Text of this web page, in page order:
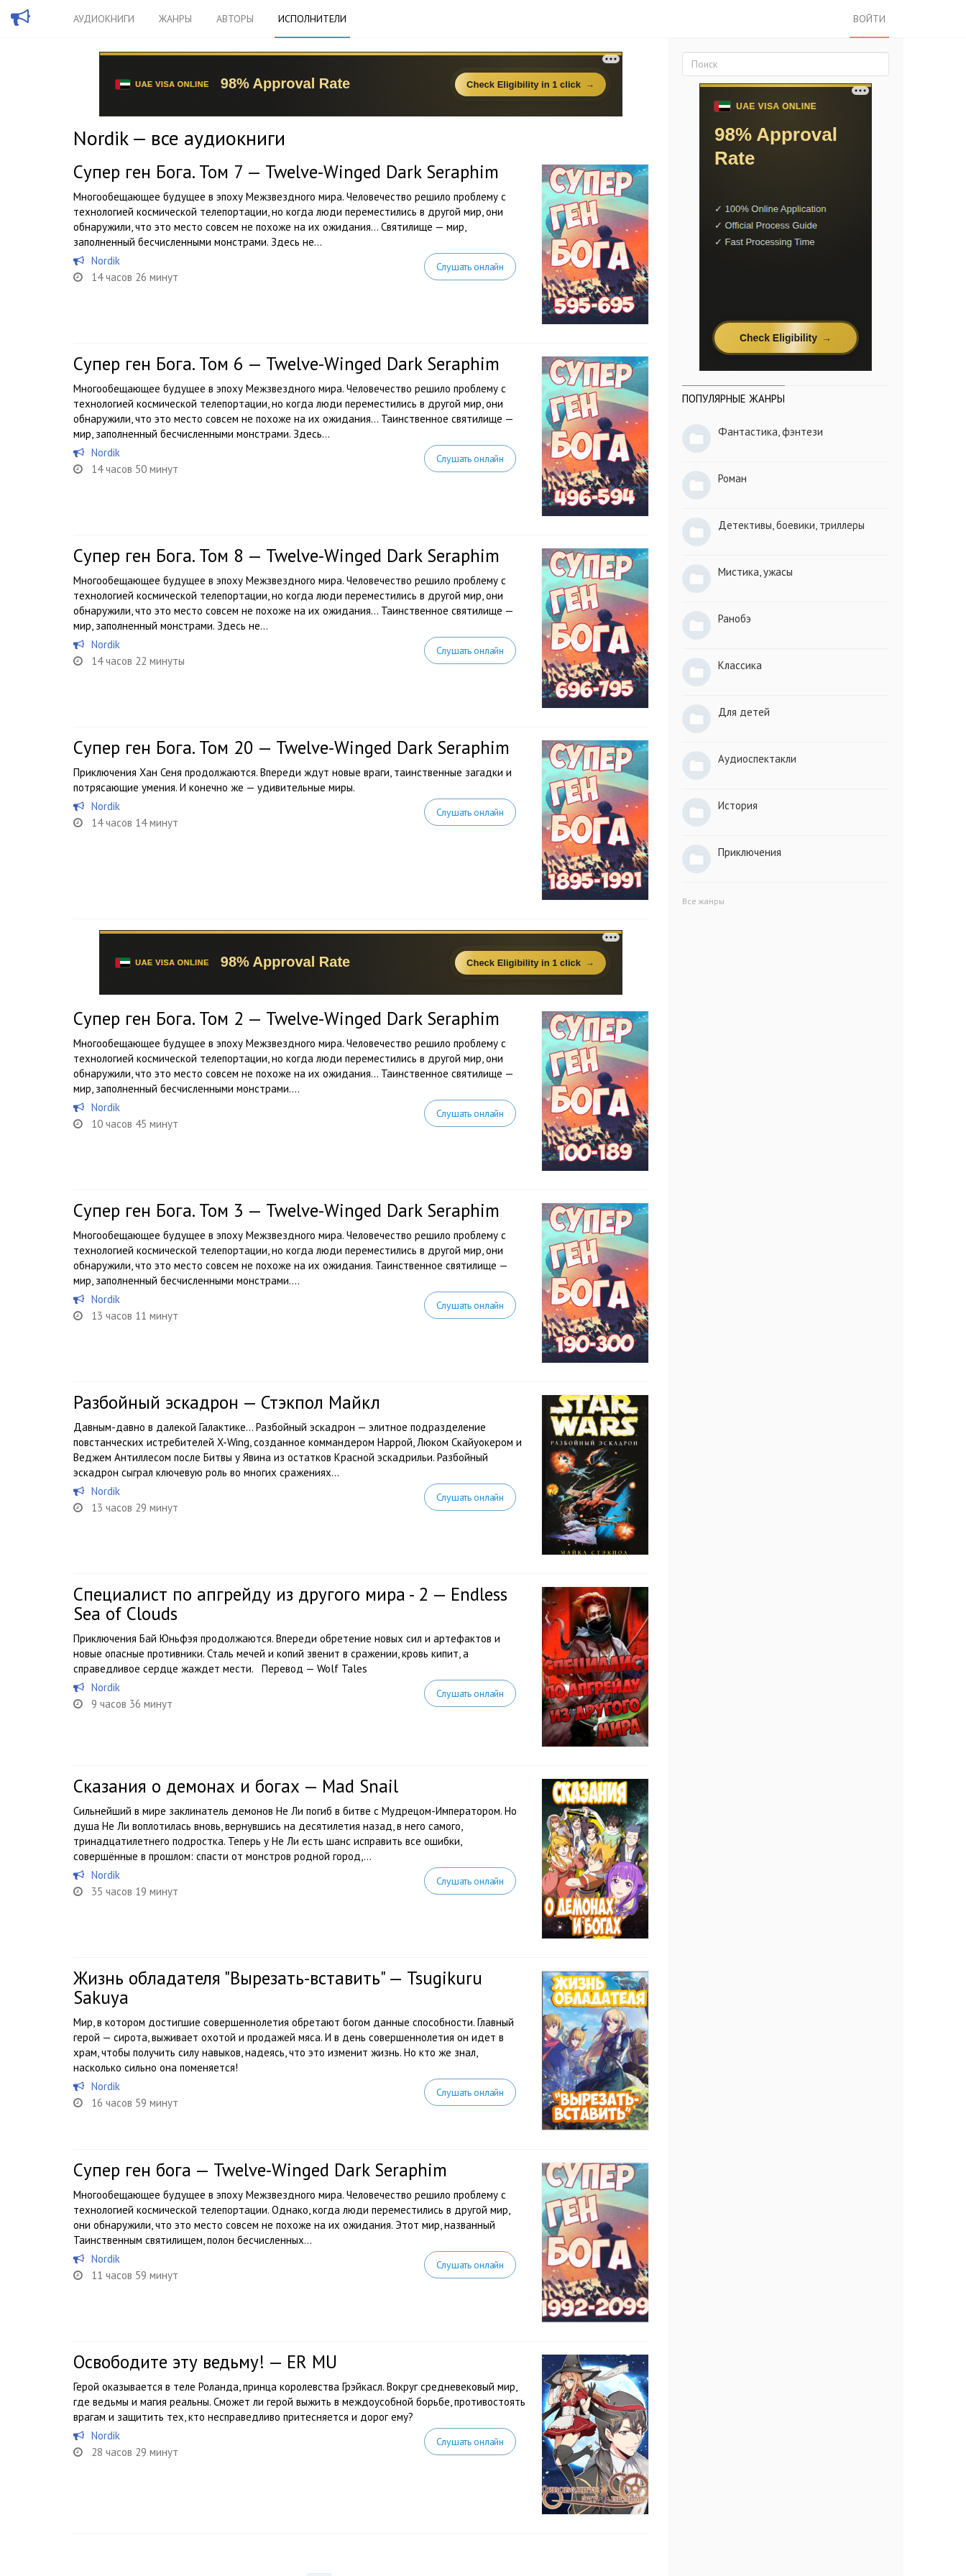
АУДИОКНИГИ ЖАНРЫ АВТОРЫ ИСПОЛНИТЕЛИ ВОЙТИ
Nordik — все аудиокниги
Супер ген Бога. Том 7 — Twelve-Winged Dark Seraphim
Многообещающее будущее в эпоху Межзвездного мира. Человечество решило проблему с
технологией космической телепортации, но когда люди переместились в другой мир, они
обнаружили, что это место совсем не похоже на их ожидания… Cвятилище — мир,
заполненный бесчисленными монстрами. Здесь не...
Nordik
14 часов 26 минут
Слушать онлайн
Супер ген Бога. Том 6 — Twelve-Winged Dark Seraphim
Многообещающее будущее в эпоху Межзвездного мира. Человечество решило проблему с
технологией космической телепортации, но когда люди переместились в другой мир, они
обнаружили, что это место совсем не похоже на их ожидания… Таинственное святилище —
мир, заполненный бесчисленными монстрами. Здесь...
Nordik
14 часов 50 минут
Слушать онлайн
Супер ген Бога. Том 8 — Twelve-Winged Dark Seraphim
Многообещающее будущее в эпоху Межзвездного мира. Человечество решило проблему с
технологией космической телепортации, но когда люди переместились в другой мир, они
обнаружили, что это место совсем не похоже на их ожидания… Таинственное святилище —
мир, заполненный монстрами. Здесь не...
Nordik
14 часов 22 минуты
Слушать онлайн
Супер ген Бога. Том 20 — Twelve-Winged Dark Seraphim
Приключения Хан Сеня продолжаются. Впереди ждут новые враги, таинственные загадки и
потрясающие умения. И конечно же — удивительные миры.
Nordik
14 часов 14 минут
Слушать онлайн
Супер ген Бога. Том 2 — Twelve-Winged Dark Seraphim
Многообещающее будущее в эпоху Межзвездного мира. Человечество решило проблему с
технологией космической телепортации, но когда люди переместились в другой мир, они
обнаружили, что это место совсем не похоже на их ожидания… Таинственное святилище —
мир, заполненный бесчисленными монстрами....
Nordik
10 часов 45 минут
Слушать онлайн
Супер ген Бога. Том 3 — Twelve-Winged Dark Seraphim
Многообещающее будущее в эпоху Межзвездного мира. Человечество решило проблему с
технологией космической телепортации, но когда люди переместились в другой мир, они
обнаружили, что это место совсем не похоже на их ожидания. Таинственное святилище —
мир, заполненный бесчисленными монстрами....
Nordik
13 часов 11 минут
Слушать онлайн
Разбойный эскадрон — Стэкпол Майкл
Давным-давно в далекой Галактике… Разбойный эскадрон — элитное подразделение
повстанческих истребителей X-Wing, созданное коммандером Наррой, Люком Скайуокером и
Веджем Антиллесом после Битвы у Явина из остатков Красной эскадрильи. Разбойный
эскадрон сыграл ключевую роль во многих сражениях...
Nordik
13 часов 29 минут
Слушать онлайн
Специалист по апгрейду из другого мира - 2 — Endless
Sea of Clouds
Приключения Бай Юньфэя продолжаются. Впереди обретение новых сил и артефактов и
новые опасные противники. Сталь мечей и копий звенит в сражении, кровь кипит, а
справедливое сердце жаждет мести. Перевод — Wolf Tales
Nordik
9 часов 36 минут
Слушать онлайн
Сказания о демонах и богах — Mad Snail
Сильнейший в мире заклинатель демонов Не Ли погиб в битве с Мудрецом-Императором. Но
душа Не Ли воплотилась вновь, вернувшись на десятилетия назад, в него самого,
тринадцатилетнего подростка. Теперь у Не Ли есть шанс исправить все ошибки,
совершённые в прошлом: спасти от монстров родной город,...
Nordik
35 часов 19 минут
Слушать онлайн
Жизнь обладателя "Вырезать-вставить" — Tsugikuru
Sakuya
Мир, в котором достигшие совершеннолетия обретают богом данные способности. Главный
герой — сирота, выживает охотой и продажей мяса. И в день совершеннолетия он идет в
храм, чтобы получить силу навыков, надеясь, что это изменит жизнь. Но кто же знал,
насколько сильно она поменяется!
Nordik
16 часов 59 минут
Слушать онлайн
Супер ген бога — Twelve-Winged Dark Seraphim
Многообещающее будущее в эпоху Межзвездного мира. Человечество решило проблему с
технологией космической телепортации. Однако, когда люди переместились в другой мир,
они обнаружили, что это место совсем не похоже на их ожидания. Этот мир, названный
Таинственным святилищем, полон бесчисленных...
Nordik
11 часов 59 минут
Слушать онлайн
Освободите эту ведьму! — ER MU
Герой оказывается в теле Роланда, принца королевства Грэйкасл. Вокруг средневековый мир,
где ведьмы и магия реальны. Сможет ли герой выжить в междоусобной борьбе, противостоять
врагам и защитить тех, кто несправедливо притесняется и дорог ему?
Nordik
28 часов 29 минут
Слушать онлайн
ПОПУЛЯРНЫЕ ЖАНРЫ
Фантастика, фэнтези
Роман
Детективы, боевики, триллеры
Мистика, ужасы
Ранобэ
Классика
Для детей
Аудиоспектакли
История
Приключения
Все жанры